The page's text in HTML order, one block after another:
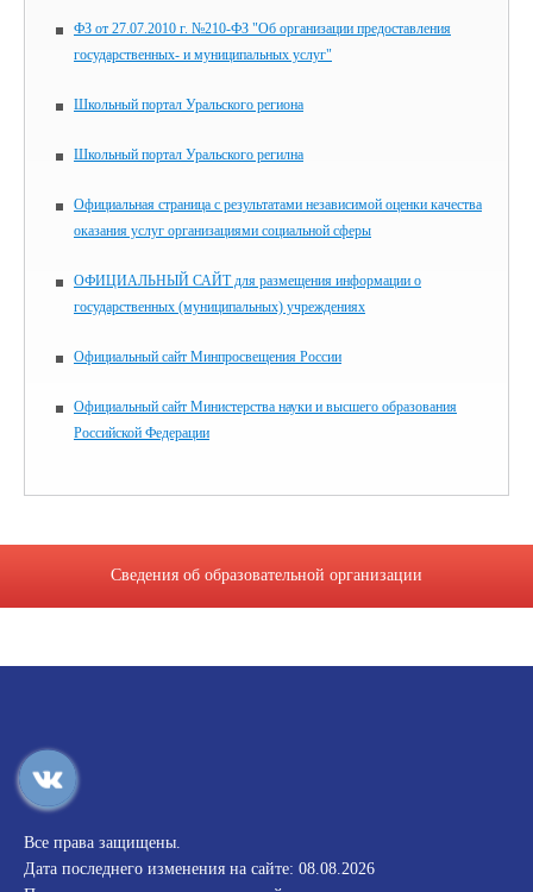
ФЗ от 27.07.2010 г. №210-ФЗ "Об организации предоставления
государственных- и муниципальных услуг"
Школьный портал Уральского региона
Школьный портал Уральского регилна
Официальная страница с результатами независимой оценки качества
оказания услуг организациями социальной сферы
ОФИЦИАЛЬНЫЙ САЙТ для размещения информации о
государственных (муниципальных) учреждениях
Официальный сайт Минпросвещения России
Официальный сайт Министерства науки и высшего образования
Российской Федерации
Сведения об образовательной организации
Все права защищены.
Дата последнего изменения на сайте: 08.08.2026